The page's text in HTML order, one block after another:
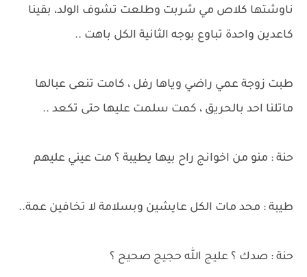
ناوشتها كلاص مي شربت وطلعت تشوف الولد، بقينا
كاعدين واحدة تباوع بوجه الثانية الكل باهت ..
طبت زوجة عمي راضي وياها رفل ، كامت تنعى عبالها
ماتلنا احد بالحريق ، كمت سلمت عليها حتى تكعد ..
حنة : منو من اخوانج راح بيها يطيبة ؟ مت عيني عليهم
طيبة : محد مات الكل عايشين وبسلامة لا تخافين عمة..
حنة : صدك ؟ عليج الله حجيج صحيح ؟